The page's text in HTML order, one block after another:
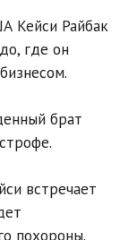
Кейси Райбак
где он
брат
встречает
похороны.